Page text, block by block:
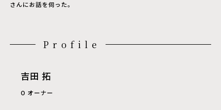
さんにお話を伺った。
Profile
吉田 拓
O オーナー